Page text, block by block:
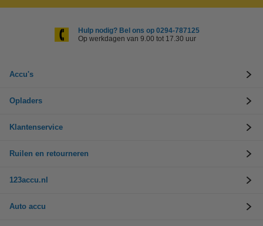
Hulp nodig? Bel ons op 0294-787125
Op werkdagen van 9.00 tot 17.30 uur
Accu's
Opladers
Klantenservice
Ruilen en retourneren
123accu.nl
Auto accu